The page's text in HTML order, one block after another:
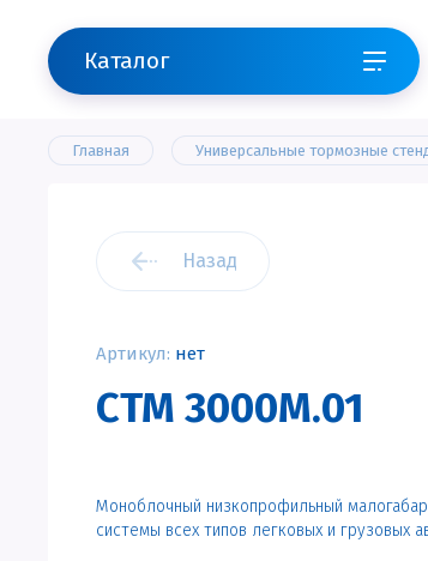
Каталог
Главная Универсальные тормозные
Назад
Артикул: нет
СТМ 3000М.01
Моноблочный низкопрофильный
системы всех типов легковых и грузовых